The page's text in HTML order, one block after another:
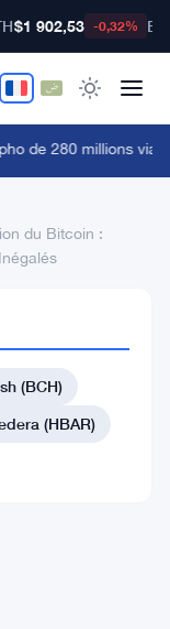
$1 902,53 -0,32%
de 280 millions via
du Bitcoin :
(BCH)
(HBAR)